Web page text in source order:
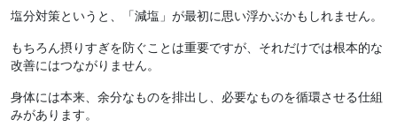
塩分対策というと、「減塩」が最初に思い浮かぶかもしれません。
もちろん摂りすぎを防ぐことは重要ですが、それだけでは根本的な
改善にはつながりません。
身体には本来、余分なものを排出し、必要なものを循環させる仕組
みがあります。